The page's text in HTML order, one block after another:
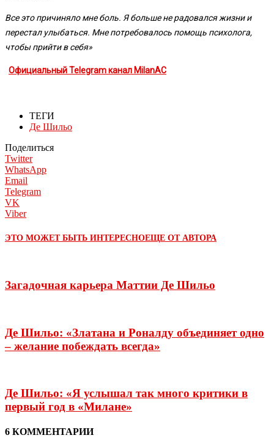
Все это причиняло мне боль. Я больше не радовался жизни и
перестал улыбаться. Мне потребовалось помощь психолога,
чтобы прийти в себя»
Официальный Telegram канал MilanAC
ТЕГИ
Де Шильо
Поделиться
Twitter
WhatsApp
Email
Telegram
VK
Viber
ЭТО МОЖЕТ БЫТЬ ИНТЕРЕСНОЕЩЕ ОТ АВТОРА
Загадочная карьера Маттии Де Шильо
Де Шильо: «Златана и Роналду объединяет одно
– желание побеждать всегда»
Де Шильо: «Я услышал так много критики в
первый год в «Милане»
6 КОММЕНТАРИИ